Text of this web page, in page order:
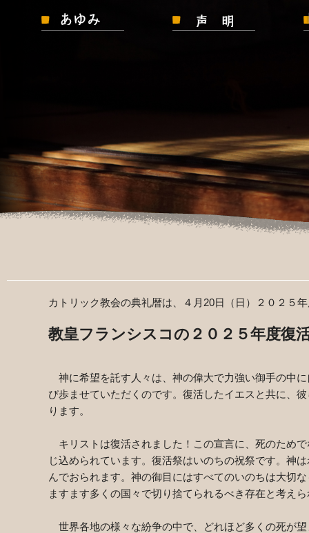
カトリック教会の典礼暦は、４月 20日（日）２０２５
教皇フランシスコの２０２５年度復
神に希望を託す人々は、神の偉大で力強い御手の中
び歩ませていただくのです。復活したイエスと共に、
ります。
キリストは復活されました！この宣言に、死のため
じ込められています。復活祭はいのちの祝祭です。神
んでおられます。神の御目にはすべてのいのちは大切
ますます多くの国々で切り捨てられるべき存在と考え
世界各地の様々な紛争の中で、どれほど多くの死が